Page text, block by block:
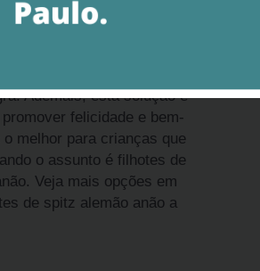
Ademais, esta solução é
felicidade e bem-
melhor para crianças que
o assunto é filhotes de
Veja mais opções em
de spitz alemão anão a